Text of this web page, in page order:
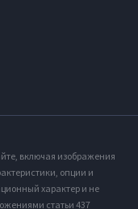
включая изображения
опции и
характер и не
статьи 437